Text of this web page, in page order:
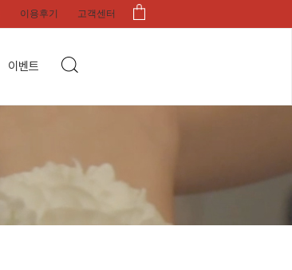
이용후기 고객센터
이벤트